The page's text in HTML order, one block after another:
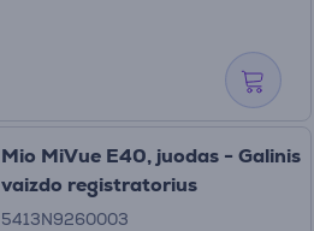
Mio MiVue E40, juodas - Galinis
vaizdo registratorius
5413N9260003